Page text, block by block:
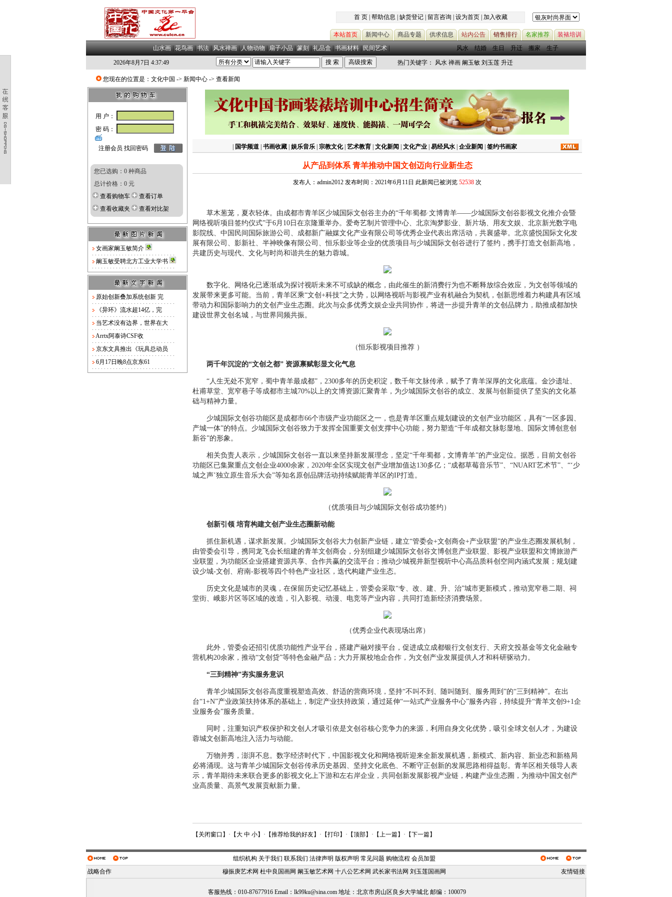
首 页 帮助信息 缺货登记 留言咨询 设为首页 加入收藏
本站首页 新闻中心 商品专题 供求信息 站内公告 销售排行 名家推荐
装裱培训
山水画|花鸟画|书法|风水禅画|人物动物|扇子小品|篆刻|礼品盒|书画材料|民间艺术| 风水 结婚 生日 升迁 搬家 生子
2026年8月7日 4:37:49 热门关键字： 风水 禅画 阚玉敏 刘玉莲 升迁
您现在的位置是： 文化中国 -> 新闻中心 -> 查看新闻
用 户：
密 码：
注册会员 找回密码
您已选购：0 种商品
总计价格：0 元
查看购物车
查看订单
查看收藏夹
查看对比架
女画家阚玉敏简介
阚玉敏受聘北方工业大学书
原始创新叠加系统创新 完
《异环》流水超14亿，完
当艺术没有边界，世界在大
Arrtx阿泰诗CSF收
京东文具推出《玩具总动员
6月17日晚8点京东61
国学频道 书画收藏 娱乐音乐 宗教文化| 艺术教育 文化新闻 文化产业 易经风水 企业新闻 签约书画家
从产品到体系 青羊推动中国文创迈向行业新生态
发布人：admin2012 发布时间：2021年6月11日 此新闻已被浏览 52538 次
草木葱茏，夏衣轻体。由成都市青羊区少城国际文创谷主办的“千年蜀都·文博青羊——少城国际文创谷影视文化推介会暨
网络视听项目签约仪式”于6月10日在京隆重举办。爱奇艺制片管理中心、北京淘梦影业、新片场、用友文娱、北京新光数字电
影院线、中国民间国际旅游公司、成都新广融媒文化产业有限公司等优秀企业代表出席活动，共襄盛举。北京盛悦国际文化发
展有限公司、影新社、半神映像有限公司、恒乐影业等企业的优质项目与少城国际文创谷进行了签约，携手打造文创新高地，
共建历史与现代、文化与时尚和谐共生的魅力蓉城。
数字化、网络化已逐渐成为探讨视听未来不可或缺的概念，由此催生的新消费行为也不断释放综合效应，为文创等领域的
发展带来更多可能。当前，青羊区乘“文创+科技”之大势，以网络视听与影视产业有机融合为契机，创新思维着力构建具有区域
带动力和国际影响力的文创产业生态圈。此次与众多优秀文娱企业共同协作，将进一步提升青羊的文创品牌力，助推成都加快
建设世界文创名城，与世界同频共振。
（恒乐影视项目推荐 ）
两千年沉淀的“文创之都” 资源禀赋彰显文化气息
“人生无处不宽窄，蜀中青羊最成都”，2300多年的历史积淀，数千年文脉传承，赋予了青羊深厚的文化底蕴。金沙遗址、
杜甫草堂、宽窄巷子等成都市主城70%以上的文博资源汇聚青羊，为少城国际文创谷的成立、发展与创新提供了坚实的文化基
础与精神力量。
少城国际文创谷功能区是成都市66个市级产业功能区之一，也是青羊区重点规划建设的文创产业功能区，具有“一区多园、
产城一体”的特点。少城国际文创谷致力于发挥全国重要文创支撑中心功能，努力塑造“千年成都文脉彰显地、国际文博创意创
新谷”的形象。
相关负责人表示，少城国际文创谷一直以来坚持新发展理念，坚定“千年蜀都，文博青羊”的产业定位。据悉，目前文创谷
功能区已集聚重点文创企业4000余家，2020年全区实现文创产业增加值达130多亿；“成都草莓音乐节”、“NUART艺术节”、“‘少
城之声’独立原生音乐大会”等知名原创品牌活动持续赋能青羊区的IP打造。
（优质项目与少城国际文创谷成功签约）
创新引领 培育构建文创产业生态圈新动能
抓住新机遇，谋求新发展。少城国际文创谷大力创新产业链，建立“管委会+文创商会+产业联盟”的产业生态圈发展机制，
由管委会引导，携同龙飞会长组建的青羊文创商会，分别组建少城国际文创谷文博创意产业联盟、影视产业联盟和文博旅游产
业联盟，为功能区企业搭建资源共享、合作共赢的交流平台；推动少城视井新型视听中心高品质科创空间内涵式发展；规划建
设少城-文创、府南-影视等四个特色产业社区，迭代构建产业生态。
历史文化是城市的灵魂，在保留历史记忆基础上，管委会采取“专、改、建、升、治”城市更新模式，推动宽窄巷二期、祠
堂街、峨影片区等区域的改造，引入影视、动漫、电竞等产业内容，共同打造新经济消费场景。
（优秀企业代表现场出席）
此外，管委会还招引优质功能性产业平台，搭建产融对接平台，促进成立成都银行文创支行、天府文投基金等文化金融专
营机构20余家，推动“文创贷”等特色金融产品；大力开展校地企合作，为文创产业发展提供人才和科研驱动力。
“三到精神”夯实服务意识
青羊少城国际文创谷高度重视塑造高效、舒适的营商环境，坚持“不叫不到、随叫随到、服务周到”的“三到精神”。在出
台“1+N”产业政策扶持体系的基础上，制定产业扶持政策，通过延伸“一站式产业服务中心”服务内容，持续提升“青羊文创9+1企
业服务会”服务质量。
同时，注重知识产权保护和文创人才吸引依是文创谷核心竞争力的来源，利用自身文化优势，吸引全球文创人才，为建设
蓉城文创新高地注入活力与动能。
万物并秀，澎湃不息。数字经济时代下，中国影视文化和网络视听迎来全新发展机遇，新模式、新内容、新业态和新格局
必将涌现。这与青羊少城国际文创谷传承历史基因、坚持文化底色、不断守正创新的发展思路相得益彰。青羊区相关领导人表
示，青羊期待未来联合更多的影视文化上下游和左右岸企业，共同创新发展影视产业链，构建产业生态圈，为推动中国文创产
业高质量、高景气发展贡献新力量。
【 关闭窗口 】·【大 中 小】·【推荐给我的好友】·【打印 】·【顶部】·【上一篇】·【下一篇】
组织机构 关于我们 联系我们 法律声明 版权声明 常见问题 购物流程 会员加盟
战略合作
穆振庚艺术网 杜中良国画网 阚玉敏艺术网 十八公艺术网 武长家书法网 刘玉莲国画网 友情链接
客服热线：010-87677916 Email： lk99ku@sina.com地址：北京市房山区良乡大学城北 邮编：100079